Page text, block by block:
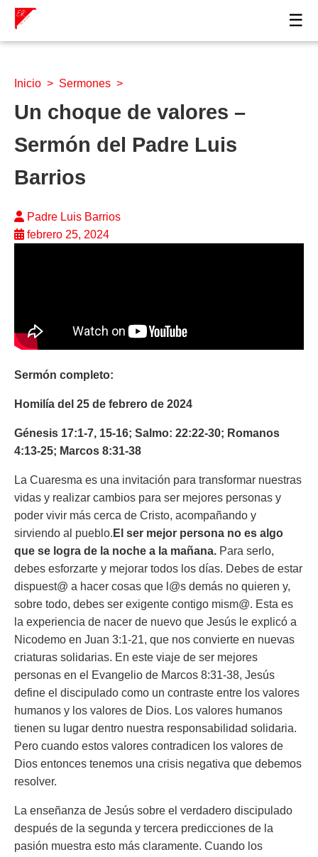
☰
Inicio > Sermones >
Un choque de valores –
Sermón del Padre Luis
Barrios
Padre Luis Barrios
febrero 25, 2024
Sermón completo:
Homilía del 25 de febrero de 2024
Génesis 17:1-7, 15-16; Salmo: 22:22-30; Romanos
4:13-25; Marcos 8:31-38
La Cuaresma es una invitación para transformar nuestras
vidas y realizar cambios para ser mejores personas y
poder vivir más cerca de Cristo, acompañando y
sirviendo al pueblo. El ser mejor persona no es algo
que se logra de la noche a la mañana. Para serlo,
debes esforzarte y mejorar todos los días. Debes de estar
dispuest@ a hacer cosas que l@s demás no quieren y,
sobre todo, debes ser exigente contigo mism@. Esta es
la experiencia de nacer de nuevo que Jesús le explicó a
Nicodemo en Juan 3:1-21, que nos convierte en nuevas
criaturas solidarias. En este viaje de ser mejores
personas en el Evangelio de Marcos 8:31-38, Jesús
define el discipulado como un contraste entre los valores
humanos y los valores de Dios. Los valores humanos
tienen su lugar dentro nuestra responsabilidad solidaria.
Pero cuando estos valores contradicen los valores de
Dios entonces tenemos una crisis negativa que debemos
resolver.
La enseñanza de Jesús sobre el verdadero discipulado
después de la segunda y tercera predicciones de la
pasión muestra esto más claramente. Cuando los